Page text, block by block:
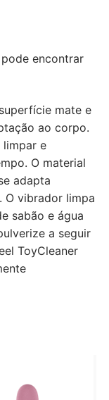
encontrar
mate e
ao corpo.
limpar e
O material
adapta
O vibrador limpa
sabão e água
a seguir
ToyCleaner